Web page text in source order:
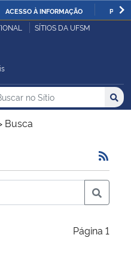
ACESSO À INFORMAÇÃO
SÍTIOS DA UFSM
no no Sítio
Busca
Página 1